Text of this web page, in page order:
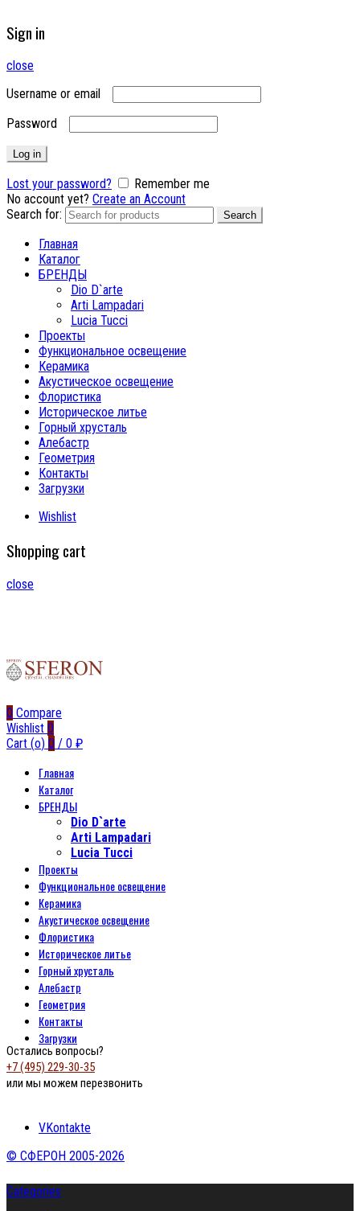
Sign in
close
Username or email
Password
Log in
Lost your password?
Remember me
No account yet? Create an Account
Search for:
Search
Главная
Каталог
БРЕНДЫ
Dio D`arte
Arti Lampadari
Lucia Tucci
Проекты
Функциональное освещение
Керамика
Акустическое освещение
Флористика
Историческое литье
Горный хрусталь
Алебастр
Геометрия
Контакты
Загрузки
Wishlist
Shopping cart
close
0 Compare
Wishlist 0
Cart (o) 0 / 0 ₽
Главная
Каталог
БРЕНДЫ
Dio D`arte
Arti Lampadari
Lucia Tucci
Проекты
Функциональное освещение
Керамика
Акустическое освещение
Флористика
Историческое литье
Горный хрусталь
Алебастр
Геометрия
Контакты
Загрузки
Остались вопросы?
+7 (495) 229-30-35
или мы можем перезвонить
VKontakte
© СФЕРОН 2005-2026
Categories